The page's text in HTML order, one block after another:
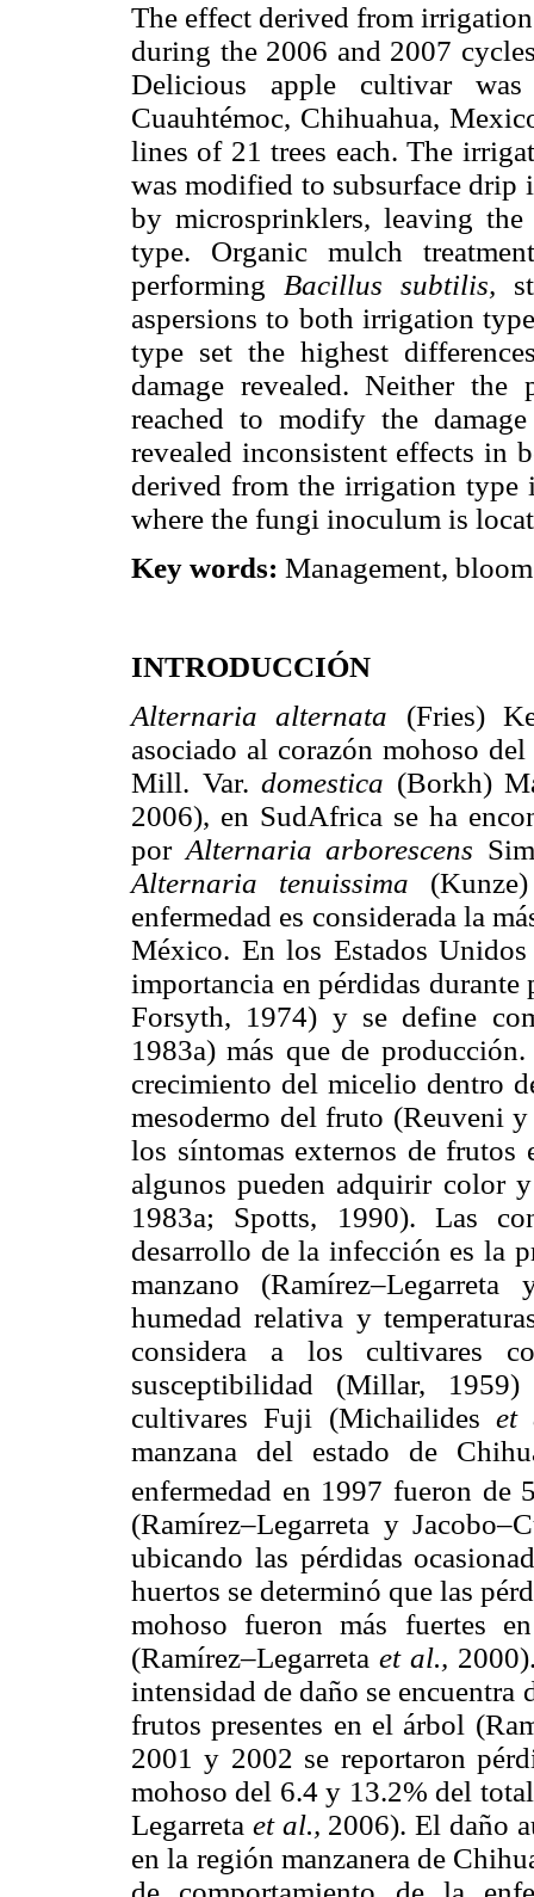
The effect derived from
during the 2006 and 2007
Delicious apple cultivar
Cuauhtémoc, Chihuahua,
lines of 21 trees each. The
was modified to subsurface
by microsprinklers, leaving
type. Organic mulch
performing Bacillus subtilis,
aspersions to both irrigation
type set the highest
damage revealed. Neither the
reached to modify the
revealed inconsistent effects in
derived from the irrigation type
where the fungi inoculum is
Key words: Management,
INTRODUCCIÓN
Alternaria alternata (Fries)
asociado al corazón mohoso
Mill. Var.domestica (Borkh)
2006), en SudAfrica se ha
por Alternaria arborescens
Alternaria tenuissima
enfermedad es considerada la
México. En los Estados Unidos
importancia en pérdidas
Forsyth, 1974) y se define
1983a) más que de
crecimiento del micelio dentro
mesodermo del fruto (Reuveni
los síntomas externos de
algunos pueden adquirir color
1983a; Spotts, 1990). Las
desarrollo de la infección es la
manzano
humedad relativa y
considera a los cultivares
susceptibilidad (Millar,
cultivares Fuji (Michailides et
manzana del estado de
enfermedad en 1997 fueron de
(Ramírez–Legarreta y
ubicando las pérdidas
huertos se determinó que las
mohoso fueron más fuertes
(Ramírez–Legarreta et al.,
intensidad de daño se encuentra
frutos presentes en el árbol
2001 y 2002 se reportaron
mohoso del 6.4 y 13.2% del
Legarreta et al., 2006). El daño
en la región manzanera de